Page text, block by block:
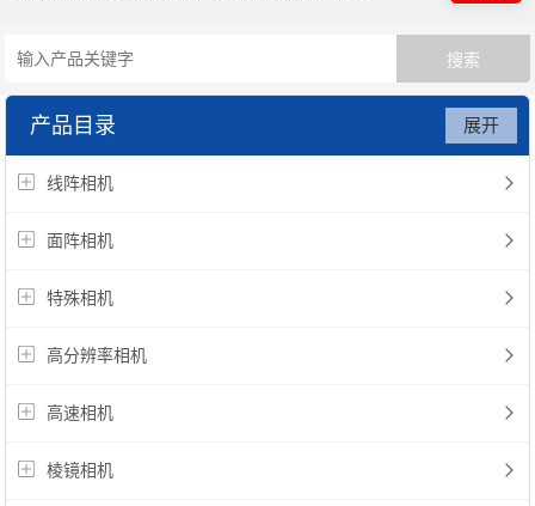
续谱光源，光子晶体光纤
产品目录
线阵相机
面阵相机
特殊相机
高分辨率相机
高速相机
棱镜相机
展开